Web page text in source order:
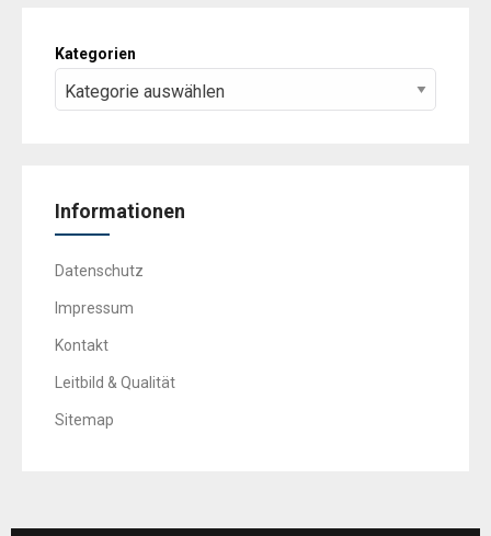
Kategorien
Informationen
Datenschutz
Impressum
Kontakt
Leitbild & Qualität
Sitemap